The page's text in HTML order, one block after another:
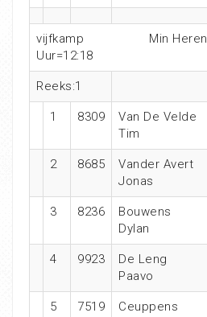
vijfkamp
Min Heren
Uur=12:18
Reeks:1
1 8309
Van De Velde
Tim
2 8685
Vander Avert
Jonas
3 8236
Bouwens
Dylan
4 9923
De Leng
Paavo
5 7519
Ceuppens